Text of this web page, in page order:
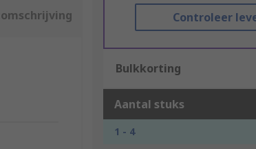
Controleer
Bulkkorting
Aantal stuks
1 - 4